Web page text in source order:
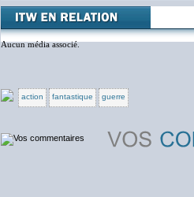
Aucun média associé.
action fantastique guerre